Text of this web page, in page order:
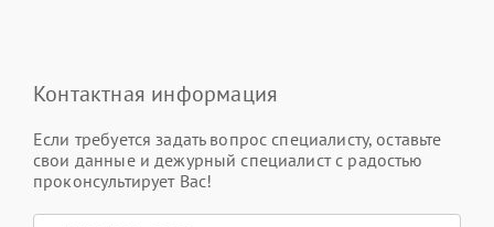
Контактная информация
Если требуется задать вопрос специалисту, оставьте
свои данные и дежурный специалист с радостью
проконсультирует Вас!